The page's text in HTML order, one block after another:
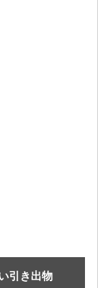
引き出物